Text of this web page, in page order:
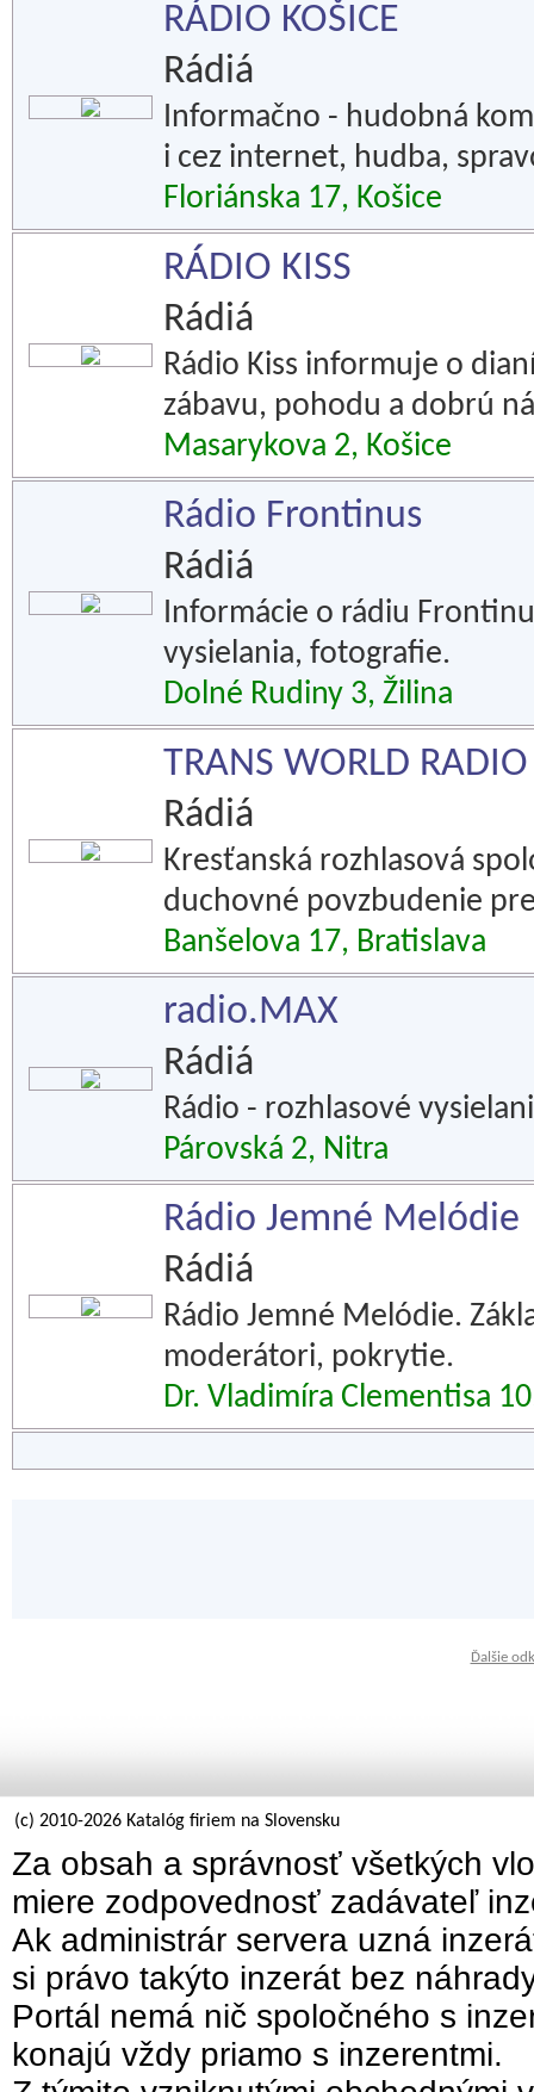
RÁDIO KOŠICE
Rádiá
Informačno - hudobná
i cez internet, hudba,
Floriánska 17, Košice
RÁDIO KISS
Rádiá
Rádio Kiss informuje o
zábavu, pohodu a dobrú
Masarykova 2, Košice
Rádio Frontinus
Rádiá
Informácie o rádiu
vysielania, fotografie.
Dolné Rudiny 3, Žilina
TRANS WORLD
Rádiá
Kresťanská rozhlasová
duchovné povzbudenie
Banšelova 17, Bratislava
radio.MAX
Rádiá
Rádio - rozhlasové
Párovská 2, Nitra
Rádio Jemné Melódie
Rádiá
Rádio Jemné Melódie.
moderátori, pokrytie.
Dr. Vladimíra Clementisa
Ďalšie
(c) 2010-2026 Katalóg firiem na Slovensku
Za obsah a správnosť všetkých
miere zodpovednosť zadávateľ
Ak administrár servera uzná
si právo takýto inzerát bez
Portál nemá nič spoločného s
konajú vždy priamo s inzerentmi.